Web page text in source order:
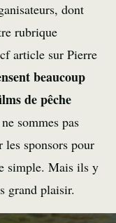
dont
rubrique
article sur Pierre
beaucoup
de pêche
sommes pas
les sponsors pour
simple. Mais ils y
grand plaisir.